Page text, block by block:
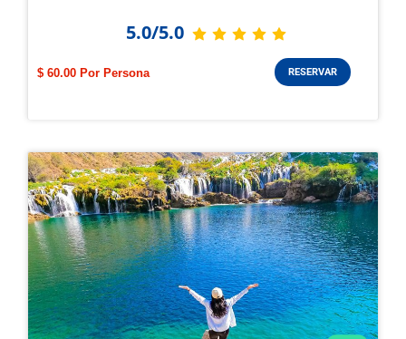
5.0/5.0
$ 60.00 RESERVAR